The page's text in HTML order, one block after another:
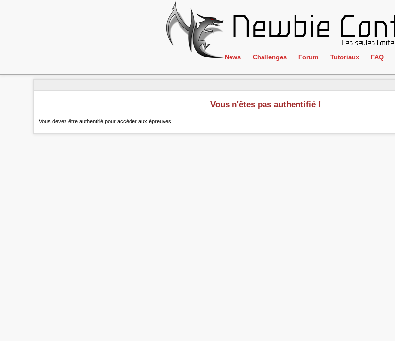
News Challenges
ClientSide
Forensics
Hacking
Forum Tutoriaux FAQ
Vous n'êtes pas authentifié !
Vous devez être authentifié pour accéder aux épreuves.